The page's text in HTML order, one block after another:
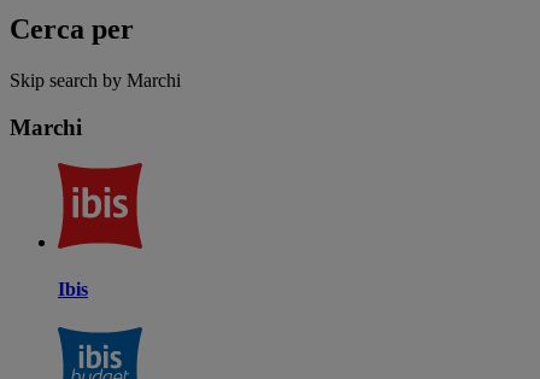
Cerca per
Skip search by Marchi
Marchi
Ibis